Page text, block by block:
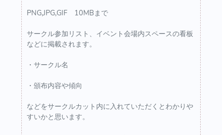
PNG,JPG,GIF 10MBまで
サークル参加リスト、イベント会場内スペースの看板
などに掲載されます。
・サークル名
・頒布内容や傾向
などをサークルカット内に入れていただくとわかりや
すいかと思います。